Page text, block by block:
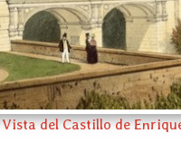
Vista del Castillo de